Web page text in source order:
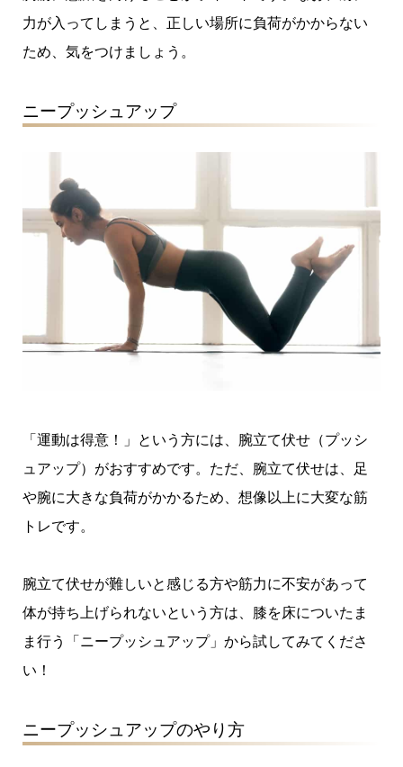
力が入ってしまうと、正しい場所に負荷がかからない
ため、気をつけましょう。
ニープッシュアップ
「運動は得意！」という方には、腕立て伏せ（プッシ
ュアップ）がおすすめです。ただ、腕立て伏せは、足
や腕に大きな負荷がかかるため、想像以上に大変な筋
トレです。
腕立て伏せが難しいと感じる方や筋力に不安があって
体が持ち上げられないという方は、膝を床についたま
ま行う「ニープッシュアップ」から試してみてくださ
い！
ニープッシュアップのやり方